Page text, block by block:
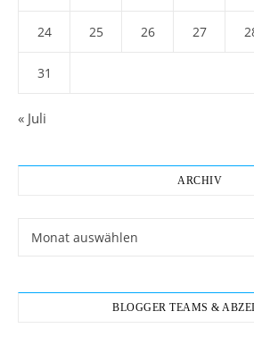
24 25 26 27
31
« Juli
ARCHIV
BLOGGER TEAMS &